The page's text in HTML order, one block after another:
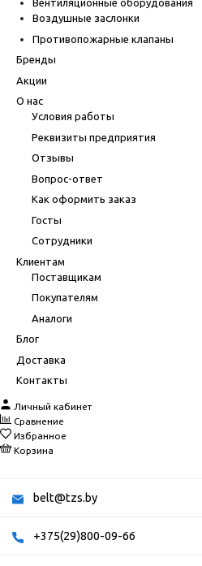
Вентиляционные оборудования
Воздушные заслонки
Противопожарные клапаны
Бренды
Акции
О нас
Условия работы
Реквизиты предприятия
Отзывы
Вопрос-ответ
Как оформить заказ
Госты
Сотрудники
Клиентам
Поставщикам
Покупателям
Аналоги
Блог
Доставка
Контакты
Личный кабинет
Сравнение
Избранное
Корзина
belt@tzs.by
+375(29)800-09-66